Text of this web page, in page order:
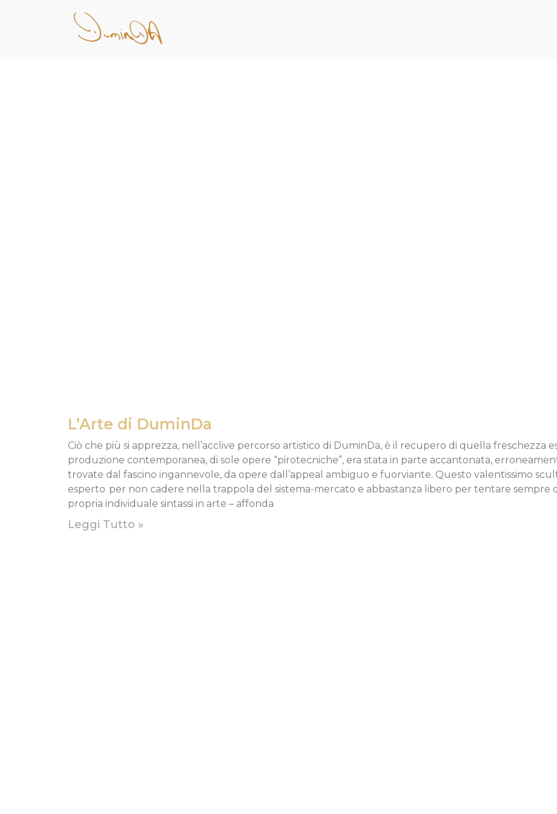
L’Arte di DuminDa
Ciò che più si apprezza, nell’acclive percorso artistico di DuminDa, è il recupero di quella freschezza
produzione contemporanea, di sole opere “pirotecniche”, era stata in parte accantonata,
trovate dal fascino ingannevole, da opere dall’appeal ambiguo e fuorviante. Questo valentissimo
esperto per non cadere nella trappola del sistema-mercato e abbastanza libero per tentare sempre
propria individuale sintassi in arte – affonda
Leggi Tutto »